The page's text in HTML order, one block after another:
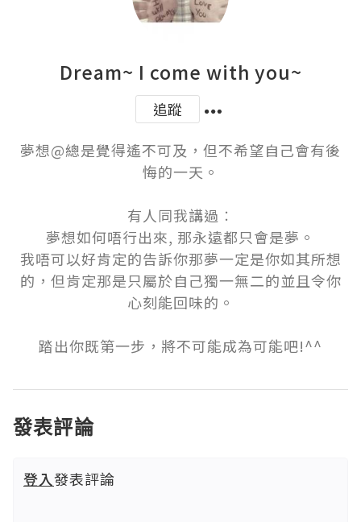
Dream~ I come with you~
追蹤
夢想@總是覺得遙不可及，但不希望自己會有後
悔的一天。
有人同我講過︰
夢想如何唔行出來, 那永遠都只會是夢。
我唔可以好肯定的告訴你那夢一定是你如其所想
的，但肯定那是只屬於自己獨一無二的並且令你
心刻能回味的。
踏出你既第一步，將不可能成為可能吧!^^
發表評論
登入發表評論